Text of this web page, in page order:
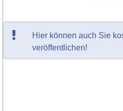
Hier können auch Sie
veröffentlichen!